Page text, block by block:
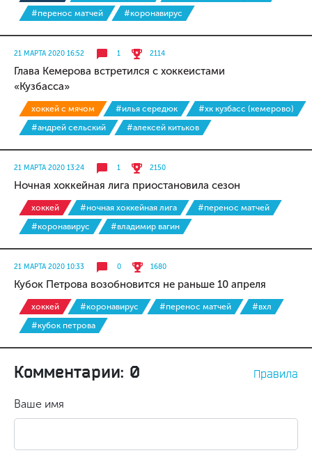
#перенос матчей
#коронавирус
21 МАРТА 2020 16:52 1 2114
Глава Кемерова встретился с хоккеистами
«Кузбасса»
хоккей с мячом #илья середюк
#хк кузбасс (кемерово)
#андрей сельский
#алексей китьков
21 МАРТА 2020 13:24 1 2150
Ночная хоккейная лига приостановила сезон
хоккей #ночная хоккейная лига
#перенос матчей
#коронавирус
#владимир вагин
21 МАРТА 2020 10:33 0 1680
Кубок Петрова возобновится не раньше 10 апреля
хоккей #коронавирус #перенос матчей
#вхл
#кубок петрова
Комментарии: 0 Правила
Ваше имя